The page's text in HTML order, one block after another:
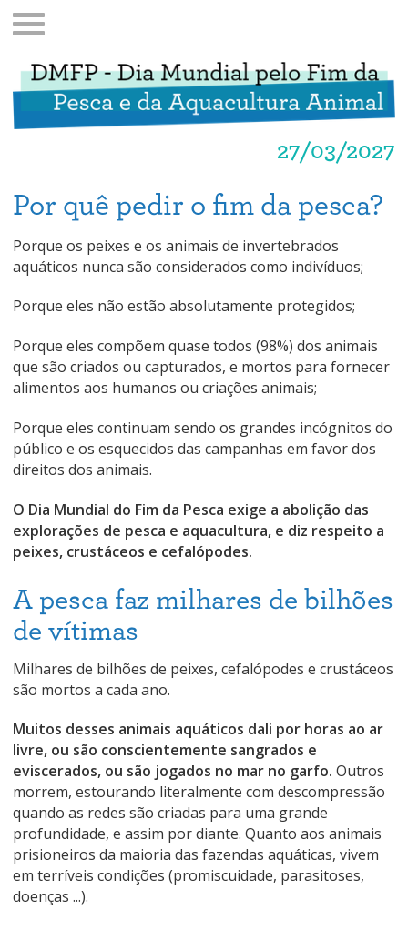
27/03/2027
Por quê pedir o fim da pesca?
Porque os peixes e os animais de invertebrados
aquáticos nunca são considerados como indivíduos;
Porque eles não estão absolutamente protegidos;
Porque eles compõem quase todos (98%) dos animais
que são criados ou capturados, e mortos para fornecer
alimentos aos humanos ou criações animais;
Porque eles continuam sendo os grandes incógnitos do
público e os esquecidos das campanhas em favor dos
direitos dos animais.
O Dia Mundial do Fim da Pesca exige a abolição das
explorações de pesca e aquacultura, e diz respeito a
peixes, crustáceos e cefalópodes.
A pesca faz milhares de bilhões
de vítimas
Milhares de bilhões de peixes, cefalópodes e crustáceos
são mortos a cada ano.
Muitos desses animais aquáticos dali por horas ao ar
livre, ou são conscientemente sangrados e
eviscerados, ou são jogados no mar no garfo. Outros
morrem, estourando literalmente com descompressão
quando as redes são criadas para uma grande
profundidade, e assim por diante. Quanto aos animais
prisioneiros da maioria das fazendas aquáticas, vivem
em terríveis condições (promiscuidade, parasitoses,
doenças ...).